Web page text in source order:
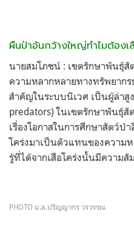
ผืนป่าอันกว้างใหญ่ทำไมต้องเ
นายสมโภชน์ : เขตรักษาพันธุ์
ความหลากหลายทางทรัพยาก
สำคัญในระบบนิเวศ เป็นผู้ล่าสู
predators) ในเขตรักษาพันธุ์
เรื่องโอกาสในการศึกษาสัตว์ป่
โคร่งมาเป็นตัวแทนของความ
รู้ที่ได้จากเสือโคร่งนั้นมีความ
PHOTO ม.ล.ปริญญากร วรวรรณ